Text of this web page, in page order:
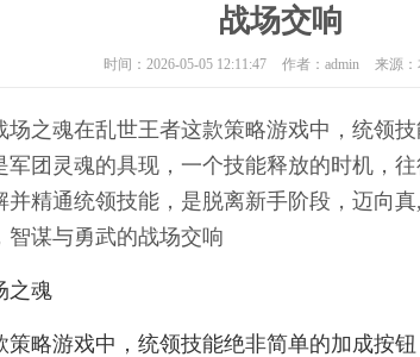
战场交响
时间：2026-05-05 12:11:47 作者：admin 来源
场之魂在乱世王者这款策略游戏中，统领
军团灵魂的具现，一个技能释放的时机，
并精通统领技能，是脱离新手阶段，迈向
智谋与勇武的战场交响
之魂
策略游戏中，统领技能绝非简单的加成按